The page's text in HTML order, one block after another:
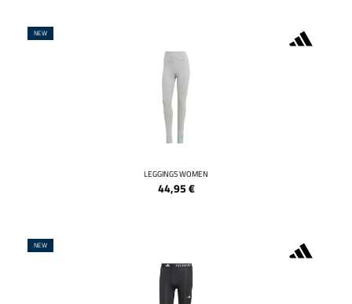
NEW
LEGGINGS WOMEN
44,95€
NEW